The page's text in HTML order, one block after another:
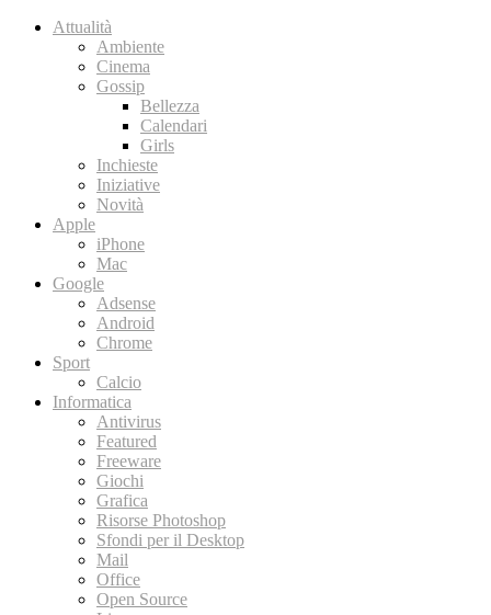
Attualità
Ambiente
Cinema
Gossip
Bellezza
Calendari
Girls
Inchieste
Iniziative
Novità
Apple
iPhone
Mac
Google
Adsense
Android
Chrome
Sport
Calcio
Informatica
Antivirus
Featured
Freeware
Giochi
Grafica
Risorse Photoshop
Sfondi per il Desktop
Mail
Office
Open Source